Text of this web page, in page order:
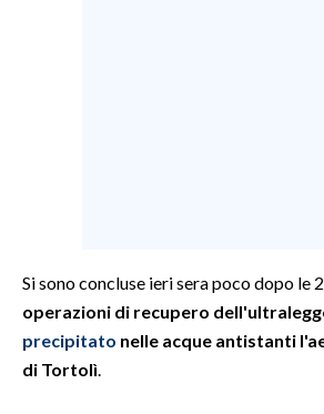
Si sono concluse ieri sera poco dopo le
operazioni di recupero
precipitato nelle acque antistanti
di Tortolì